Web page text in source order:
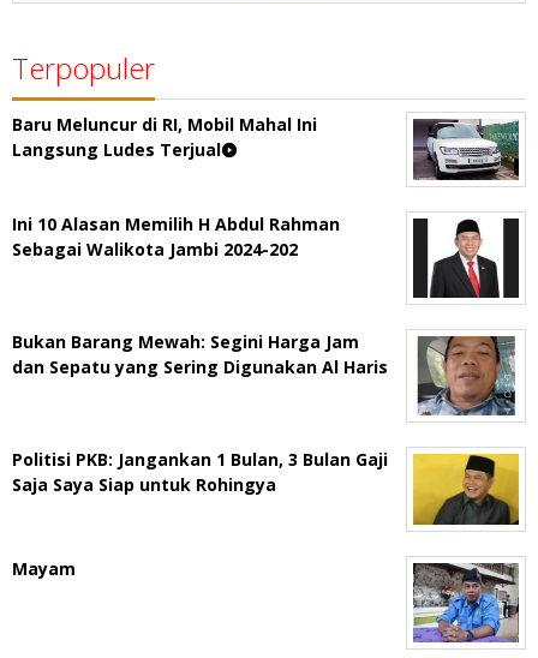
Terpopuler
Baru Meluncur di RI, Mobil Mahal Ini
Langsung Ludes Terjual
Ini 10 Alasan Memilih H Abdul Rahman
Sebagai Walikota Jambi 2024-202
Bukan Barang Mewah: Segini Harga Jam
dan Sepatu yang Sering Digunakan Al Haris
Politisi PKB: Jangankan 1 Bulan, 3 Bulan Gaji
Saja Saya Siap untuk Rohingya
Mayam